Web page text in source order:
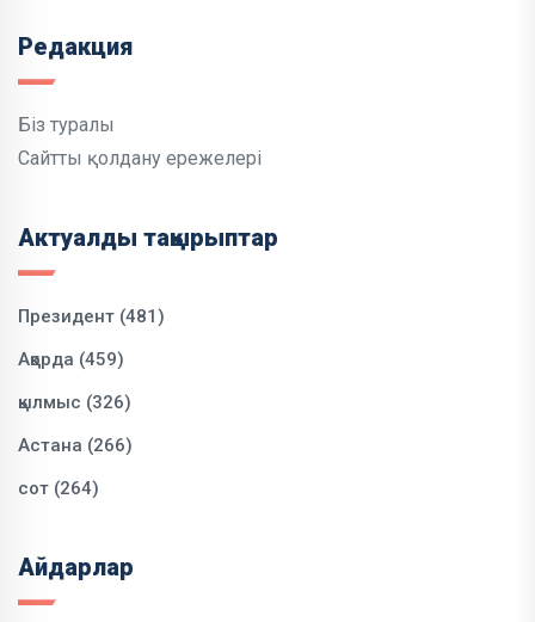
Редакция
Біз туралы
Сайтты қолдану ережелері
Актуалды тақырыптар
Президент (481)
Ақорда (459)
қылмыс (326)
Астана (266)
сот (264)
Айдарлар